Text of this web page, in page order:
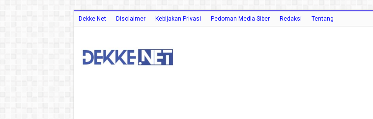
Dekke Net Disclaimer Kebijakan Privasi Pedoman Media Siber Redaksi Tentang